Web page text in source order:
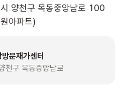
양천구 목동중앙남로 100
아파트)
문재가센터
천구 목동중앙남로